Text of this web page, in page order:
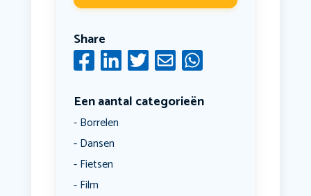
Share
Een aantal categorieën
Borrelen
Dansen
Fietsen
Film